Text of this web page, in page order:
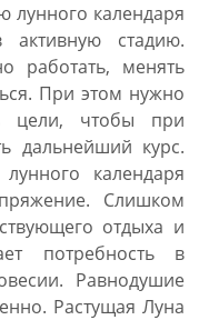
лунного календаря
активную стадию.
работать, менять
При этом нужно
цели, чтобы при
дальнейший курс.
календаря
Слишком
отдыха и
потребность в
Равнодушие
Растущая Луна